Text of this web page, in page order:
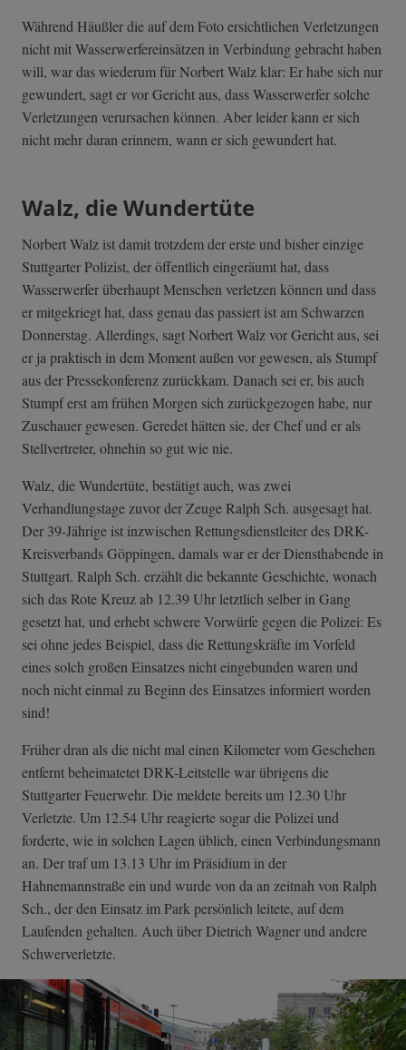
Während Häußler die auf dem Foto ersichtlichen Verletzungen
nicht mit Wasserwerfereinsätzen in Verbindung gebracht haben
will, war das wiederum für Norbert Walz klar: Er habe sich nur
gewundert, sagt er vor Gericht aus, dass Wasserwerfer solche
Verletzungen verursachen können. Aber leider kann er sich
nicht mehr daran erinnern, wann er sich gewundert hat.
Walz, die Wundertüte
Norbert Walz ist damit trotzdem der erste und bisher einzige
Stuttgarter Polizist, der öffentlich eingeräumt hat, dass
Wasserwerfer überhaupt Menschen verletzen können und dass
er mitgekriegt hat, dass genau das passiert ist am Schwarzen
Donnerstag. Allerdings, sagt Norbert Walz vor Gericht aus, sei
er ja praktisch in dem Moment außen vor gewesen, als Stumpf
aus der Pressekonferenz zurückkam. Danach sei er, bis auch
Stumpf erst am frühen Morgen sich zurückgezogen habe, nur
Zuschauer gewesen. Geredet hätten sie, der Chef und er als
Stellvertreter, ohnehin so gut wie nie.
Walz, die Wundertüte, bestätigt auch, was zwei
Verhandlungstage zuvor der Zeuge Ralph Sch. ausgesagt hat.
Der 39-Jährige ist inzwischen Rettungsdienstleiter des DRK-
Kreisverbands Göppingen, damals war er der Diensthabende in
Stuttgart. Ralph Sch. erzählt die bekannte Geschichte, wonach
sich das Rote Kreuz ab 12.39 Uhr letztlich selber in Gang
gesetzt hat, und erhebt schwere Vorwürfe gegen die Polizei: Es
sei ohne jedes Beispiel, dass die Rettungskräfte im Vorfeld
eines solch großen Einsatzes nicht eingebunden waren und
noch nicht einmal zu Beginn des Einsatzes informiert worden
sind!
Früher dran als die nicht mal einen Kilometer vom Geschehen
entfernt beheimatetet DRK-Leitstelle war übrigens die
Stuttgarter Feuerwehr. Die meldete bereits um 12.30 Uhr
Verletzte. Um 12.54 Uhr reagierte sogar die Polizei und
forderte, wie in solchen Lagen üblich, einen Verbindungsmann
an. Der traf um 13.13 Uhr im Präsidium in der
Hahnemannstraße ein und wurde von da an zeitnah von Ralph
Sch., der den Einsatz im Park persönlich leitete, auf dem
Laufenden gehalten. Auch über Dietrich Wagner und andere
Schwerverletzte.